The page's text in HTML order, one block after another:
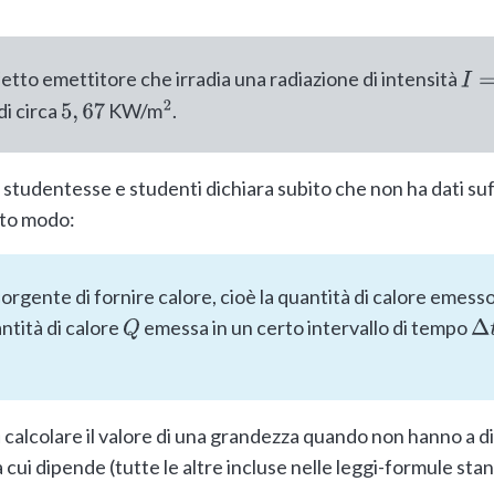
emettitore che irradia una radiazione di intensitàI= PS
circa 5,67 KW/m2.
e studenti dichiara subito che non ha dati
modo:
di fornire calore, cioè la quantità di calore
di calore Q emessa in un certo intervallo di tempoΔt
il valore di una grandezza quando non hanno a
cui dipende (tutte le altre incluse nelle leggi-formule